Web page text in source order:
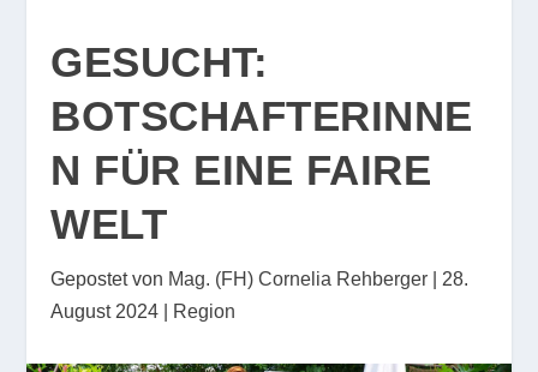
GESUCHT:
BOTSCHAFTERINNE
N FÜR EINE FAIRE
WELT
Gepostet von Mag. (FH) Cornelia Rehberger
28.
August 2024
Region